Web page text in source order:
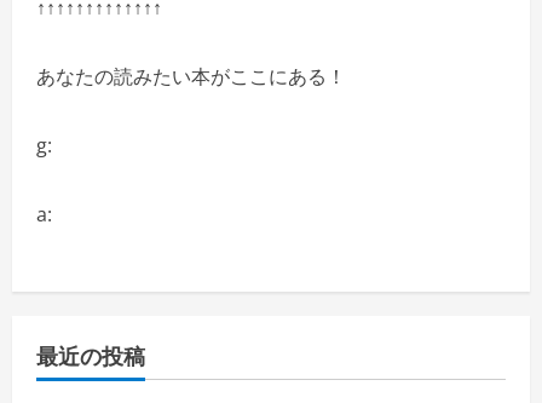
↑↑↑↑↑↑↑↑↑↑↑↑↑
あなたの読みたい本がここにある！
g:
a:
最近の投稿